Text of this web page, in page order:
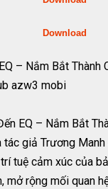
PDFDownload
– Nắm Bắt Thành
azw3 mobi
EQ – Nắm Bắt
tác giả Trương
tuệ cảm xúc của
mở rộng mối quan